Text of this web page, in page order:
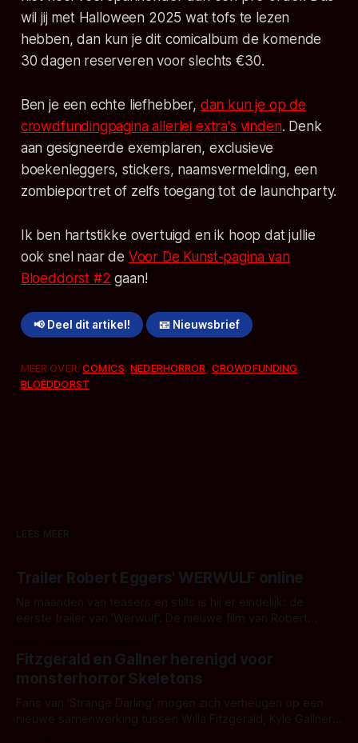
wil jij met Halloween 2025 wat tofs te lezen
hebben, dan kun je dit comicalbum de komende
30 dagen reserveren voor slechts €30.
Ben je een echte liefhebber, dan kun je op de
crowdfundingpagina allerlei extra's vinden. Denk
aan gesigneerde exemplaren, exclusieve
boekenleggers, stickers, naamsvermelding, een
zombieportret of zelfs toegang tot de launchparty.
Ik ben hartstikke overtuigd en ik hoop dat jullie
ook snel naar de Voor De Kunst-pagina van
Bloeddorst #2 gaan!
📢 Deel dit artikel! 📧 Nieuwsbrief
MEER OVER:COMICS,NEDERHORROR, CROWDFUNDING,
BLOEDDORST
LEES MEER
Trailer Robert Eggers' WERWULF online
Na maanden van teasers en stills is hij er eindelijk: de
eerste trailer van 'Werwulf'. De nieuwe film van Robert
kille stijl vol folklore en mythe. Het topic deze keer is (kon
het het al raden?)... de weerwolf. Kijk je mee?
Fitzgerald en Gallner herenigd voor
monsterhorror Skeletons
Fans van 'Strange Darling' mogen zich verheugen op een
nieuwe samenwerking tussen Willa Fitzgerald, Kyle Gallner